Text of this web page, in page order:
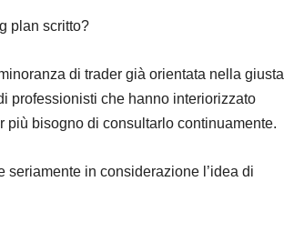
plan scritto?
di trader già orientata nella giusta
professionisti che hanno interiorizzato
più bisogno di consultarlo continuamente.
in considerazione l’idea di